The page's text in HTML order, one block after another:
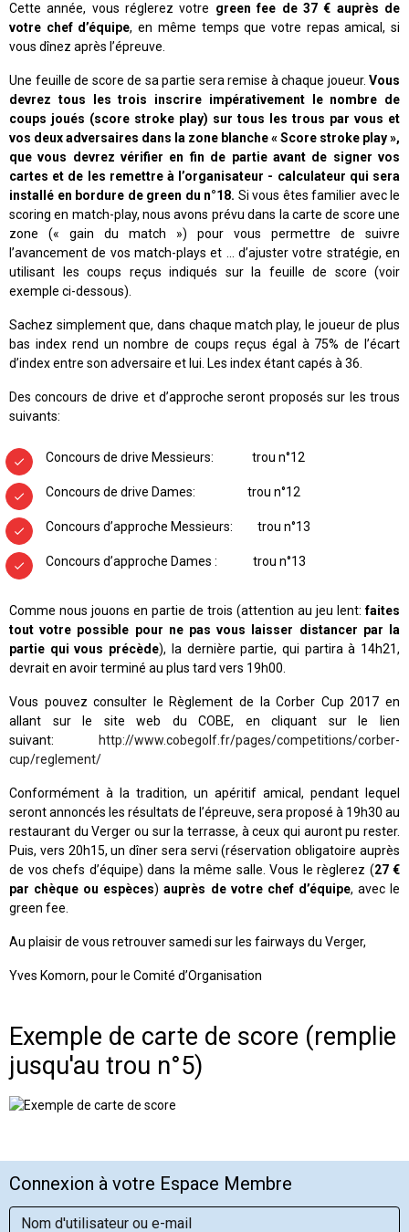
Cette année, vous réglerez votre green fee de 37 € auprès de
votre chef d’équipe, en même temps que votre repas amical, si
vous dînez après l’épreuve.
Une feuille de score de sa partie sera remise à chaque joueur. Vous
devrez tous les trois inscrire impérativement le nombre de
coups joués (score stroke play) sur tous les trous par vous et
vos deux adversaires dans la zone blanche « Score stroke play »,
que vous devrez vérifier en fin de partie avant de signer vos
cartes et de les remettre à l’organisateur - calculateur qui sera
installé en bordure de green du n°18. Si vous êtes familier avec le
scoring en match-play, nous avons prévu dans la carte de score une
zone (« gain du match ») pour vous permettre de suivre
l’avancement de vos match-plays et … d’ajuster votre stratégie, en
utilisant les coups reçus indiqués sur la feuille de score (voir
exemple ci-dessous).
Sachez simplement que, dans chaque match play, le joueur de plus
bas index rend un nombre de coups reçus égal à 75% de l’écart
d’index entre son adversaire et lui. Les index étant capés à 36.
Des concours de drive et d’approche seront proposés sur les trous
suivants:
Concours de drive Messieurs: trou n°12
Concours de drive Dames: trou n°12
Concours d’approche Messieurs: trou n°13
Concours d’approche Dames : trou n°13
Comme nous jouons en partie de trois (attention au jeu lent:faites
tout votre possible pour ne pas vous laisser distancer par la
partie qui vous précède), la dernière partie, qui partira à 14h21,
devrait en avoir terminé au plus tard vers 19h00.
Vous pouvez consulter le Règlement de la Corber Cup 2017 en
allant sur le site web du COBE, en cliquant sur le lien
suivant:
http://www.cobegolf.fr/pages/competitions/corber-
cup/reglement/
Conformément à la tradition, un apéritif amical, pendant lequel
seront annoncés les résultats de l’épreuve, sera proposé à 19h30 au
restaurant du Verger ou sur la terrasse, à ceux qui auront pu rester.
Puis, vers 20h15, un dîner sera servi (réservation obligatoire auprès
de vos chefs d’équipe) dans la même salle. Vous le règlerez (27 €
par chèque ou espèces)auprès de votre chef d’équipe, avec le
green fee.
Au plaisir de vous retrouver samedi sur les fairways du Verger,
Yves Komorn, pour le Comité d’Organisation
Exemple de carte de score (remplie
jusqu'au trou n°5)
Connexion à votre Espace Membre